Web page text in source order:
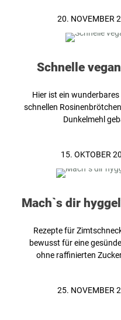
20. NOVEMBER
Schnelle
Hier ist ein
schnellen
Dunkelmehl
15. OKTOBER
Mach`s dir
Rezepte für
bewusst für eine
ohne raffinierten
25. NOVEMBER